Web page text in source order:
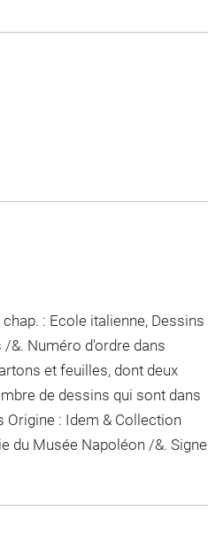
: Ecole italienne, Dessins
/&. Numéro d'ordre dans
et feuilles, dont deux
de dessins qui sont dans
Origine : Idem & Collection
du Musée Napoléon /&. Signe